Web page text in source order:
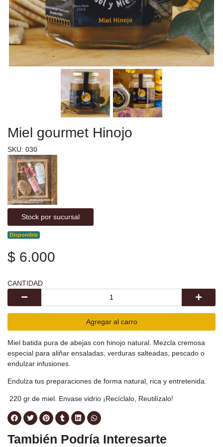
Miel gourmet Hinojo
SKU: 030
Stock por sucursal
Disponible
$ 6.000
CANTIDAD
Agregar al carro
Miel batida pura de abejas con hinojo natural. Mezcla cremosa
especial para aliñar ensaladas, verduras salteadas, pescado o
endulzar infusiones.
Endulza tus preparaciones de forma natural, rica y entretenida.
220 gr de miel. Envase vidrio ¡Recíclalo, Reutilízalo!
También Podría Interesarte